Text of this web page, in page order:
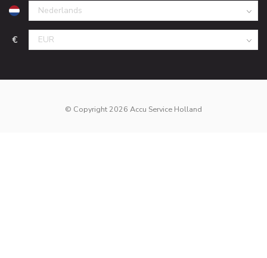
€
© Copyright 2026 Accu Service Holland